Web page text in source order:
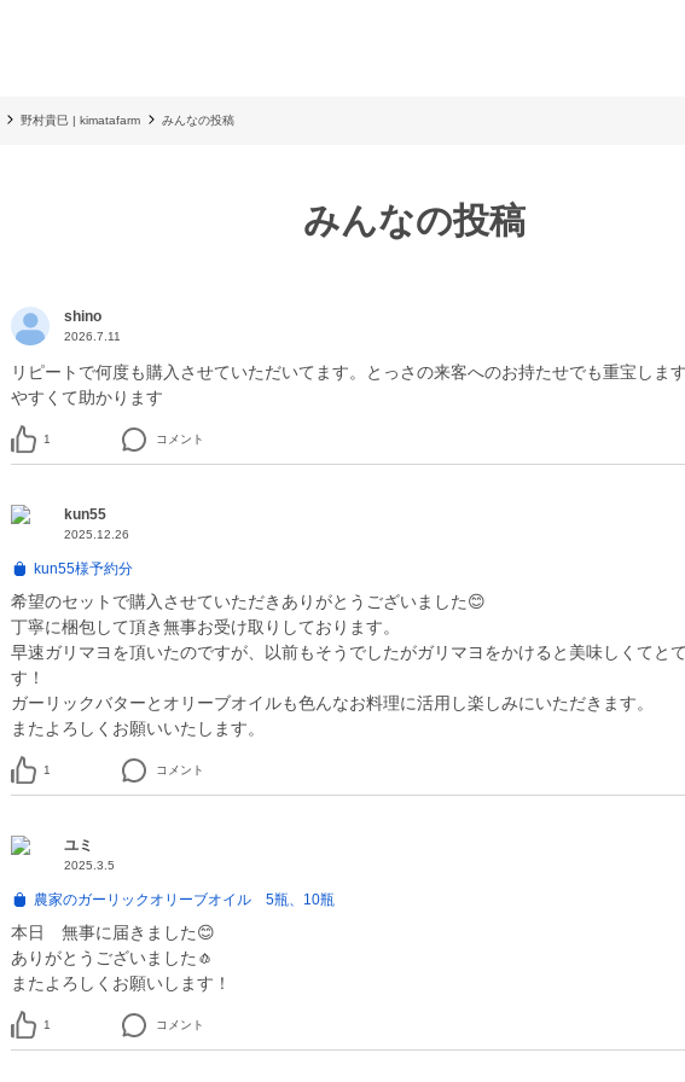
野村貴巳 | kimatafarm みんなの投稿
みんなの投稿
shino
2026.7.11
リピートで何度も購入させていただいてます。とっさの来客へのお持たせでも重宝しま
やすくて助かります
1 コメント
kun55
2025.12.26
kun55様予約分
希望のセットで購入させていただきありがとうございました😊
丁寧に梱包して頂き無事お受け取りしております。
早速ガリマヨを頂いたのですが、以前もそうでしたがガリマヨをかけると美味しくてと
す！
ガーリックバターとオリーブオイルも色んなお料理に活用し楽しみにいただきます。
またよろしくお願いいたします。
1 コメント
ユミ
2025.3.5
農家のガーリックオリーブオイル 5瓶、10瓶
本日 無事に届きました😊
ありがとうございました🧄
またよろしくお願いします！
1 コメント